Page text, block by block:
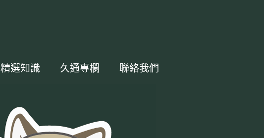
精選知識 久通專欄 聯絡我們